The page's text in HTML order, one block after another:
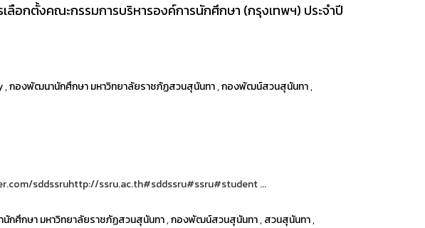
ลือกตั้งคณะกรรมการบริหารองค์การนักศึกษา (กรุงเทพฯ) ประจำปี
,กองพัฒนานักศึกษา มหาวิทยาลัยราชภัฏสวนสุนันทา,กองพัฒน์สวนสุนันทา,
sddssruhttp://ssru.ac.th#sddssru#ssru#student ...
กศึกษา มหาวิทยาลัยราชภัฏสวนสุนันทา,กองพัฒน์สวนสุนันทา,สวนสุนันทา,